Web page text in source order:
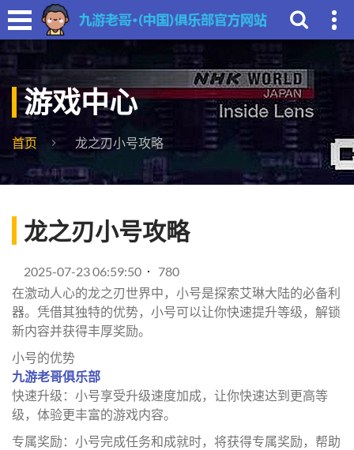
游戏中心
首页 龙之刃小号攻略
龙之刃小号攻略
2025-07-23 06:59:50
780
在激动人心的龙之刃世界中，小号是探索艾琳大陆的必备利
器。凭借其独特的优势，小号可以让你快速提升等级，解锁
新内容并获得丰厚奖励。
小号的优势
九游老哥俱乐部
快速升级：小号享受升级速度加成，让你快速达到更高等
级，体验更丰富的游戏内容。
专属奖励：小号完成任务和成就时，将获得专属奖励，帮助